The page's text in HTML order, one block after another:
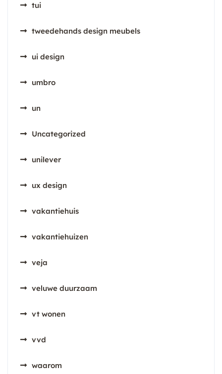
tui
tweedehands design meubels
ui design
umbro
un
Uncategorized
unilever
ux design
vakantiehuis
vakantiehuizen
veja
veluwe duurzaam
vt wonen
vvd
waarom